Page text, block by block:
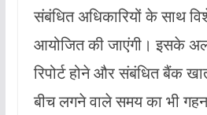
संबंधित अधिकारियों के साथ
आयोजित की जाएंगी। इसके
रिपोर्ट होने और संबंधित बैंक
बीच लगने वाले समय का भी